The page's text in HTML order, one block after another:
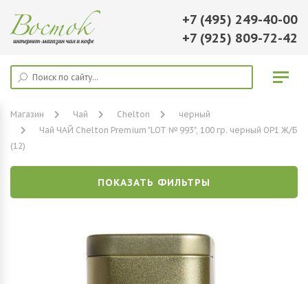
+7 (495) 249-40-00
+7 (925) 809-72-42
Магазин Чай Chelton
черный
Чай ЧАЙ Chelton Premium "LOT № 993", 100 гр. черный OP1 Ж/Б
(12)
ПОКАЗАТЬ ФИЛЬТРЫ